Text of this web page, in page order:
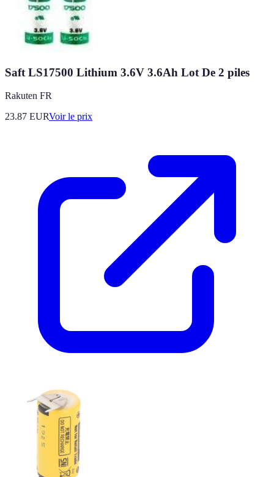
Saft LS17500 Lithium 3.6V 3.6Ah Lot De 2 piles
Rakuten FR
23.87 EURVoir le prix